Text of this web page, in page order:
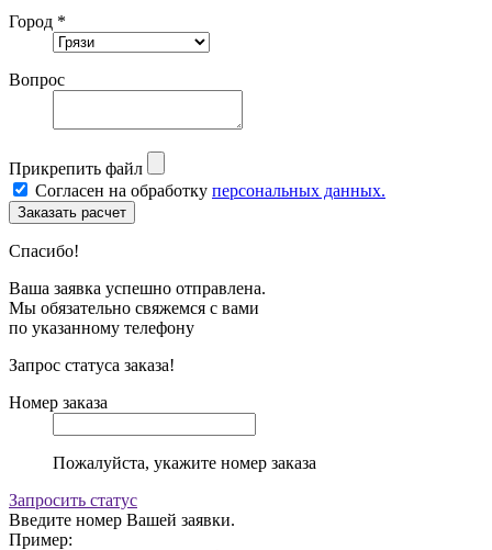
Город *
Вопрос
Прикрепить файл
Согласен на обработку персональных данных.
Спасибо!
Ваша заявка успешно отправлена.
Мы обязательно свяжемся с вами
по указанному телефону
Запрос статуса заказа!
Номер заказа
Пожалуйста, укажите номер заказа
Запросить статус
Введите номер Вашей заявки.
Пример: